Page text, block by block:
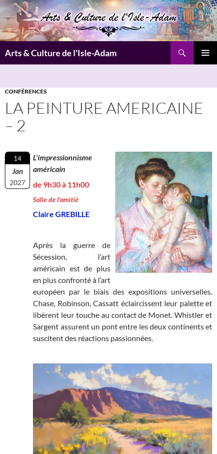
Aller
au
contenu
Arts & Culture de l'Isle-Adam
CONFÉRENCES
LA PEINTURE AMERICAINE
– 2
14
Jan
2027
L'impressionnisme
américain
de 9h30 à 11h00
Salle de l'amitié
Claire GREBILLE
Après la guerre de
Sécession, l’art
américain est de plus
en plus confronté à l’art
européen par le biais des expositions universelles.
Chase, Robinson, Cassatt éclaircissent leur palette et
libèrent leur touche au contact de Monet. Whistler et
Sargent assurent un pont entre les deux continents et
suscitent des réactions passionnées.